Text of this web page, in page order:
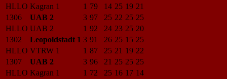
HLLO Kagran 1 1 79 14 25 19 21
1306
UAB 2 3 97 25 22 25 25
HLLO UAB 2 1 92 24 23 25 20
1302
Leopoldstadt 1 3 91 26 25 15 25
HLLO VTRW 1 1 87 25 21 19 22
1307
UAB 2 3 96 21 25 25 25
HLLO Kagran 1 1 72 25 16 17 14